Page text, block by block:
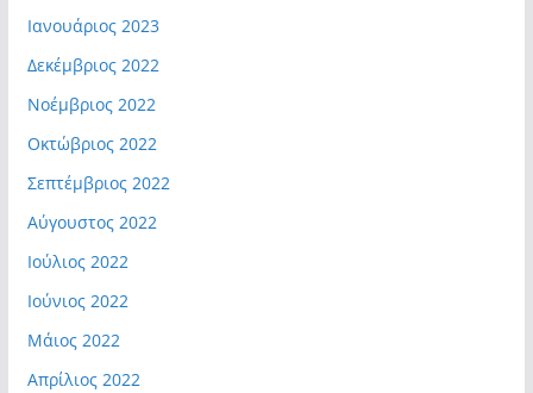
Ιανουάριος 2023
Δεκέμβριος 2022
Νοέμβριος 2022
Οκτώβριος 2022
Σεπτέμβριος 2022
Αύγουστος 2022
Ιούλιος 2022
Ιούνιος 2022
Μάιος 2022
Απρίλιος 2022